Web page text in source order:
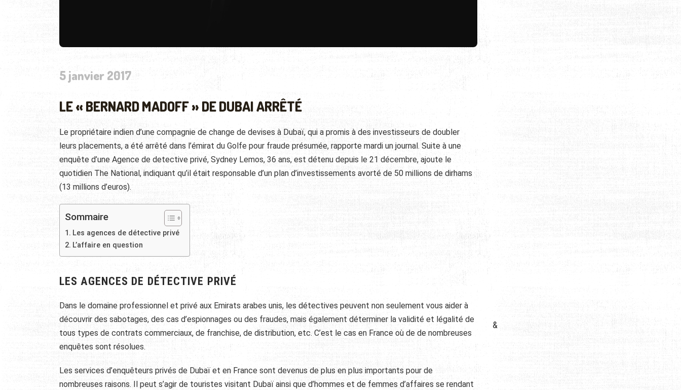
5 janvier 2017
LE « BERNARD MADOFF » DE DUBAI ARRÊTÉ
Le propriétaire indien d’une compagnie de change de devises à Dubaï, qui a promis à des investisseurs de doubler
leurs placements, a été arrêté dans l’émirat du Golfe pour fraude présumée, rapporte mardi un journal. Suite à une
enquête d’une Agence de detective privé, Sydney Lemos, 36 ans, est détenu depuis le 21 décembre, ajoute le
quotidien The National, indiquant qu’il était responsable d’un plan d’investissements avorté de 50 millions de dirhams
(13 millions d’euros).
Sommaire
Les agences de détective privé
L’affaire en question
LES AGENCES DE DÉTECTIVE PRIVÉ
Dans le domaine professionnel et privé aux Emirats arabes unis, les détectives peuvent non seulement vous aider à
découvrir des sabotages, des cas d’espionnages ou des fraudes, mais également déterminer la validité et légalité de
tous types de contrats commerciaux, de franchise, de distribution, etc. C’est le cas en France où de de nombreuses
enquêtes sont résolues.
Les services d’enquêteurs privés de Dubaï et en France sont devenus de plus en plus importants pour de
nombreuses raisons. Il peut s’agir de touristes visitant Dubaï ainsi que d’hommes et de femmes d’affaires se rendant
&